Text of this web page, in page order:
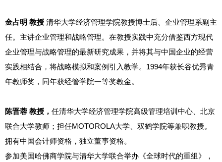
金占明 教授 清华大学经济管理学院教授博士后、企业管理系副主
任。主讲企业管理和战略管理。在教授实践中充分借鉴西方现代
企业管理与战略管理的最新研究成果，并将其与中国企业的经营
实践相结合，将战略模拟和案例引入教学。1994年获长谷优秀青
年教师奖，同年获经管学院一等奖教金。
陈晋蓉 教授， 任清华大学经济管理学院高级管理培训中心、北京
联合大学教师；担任MOTOROLA大学、双鹤学院等兼职教授。
拥有中国会计师资格，独立董事资格。
参加美国哈佛商学院与清华大学联合举办《全球时代的重组》，